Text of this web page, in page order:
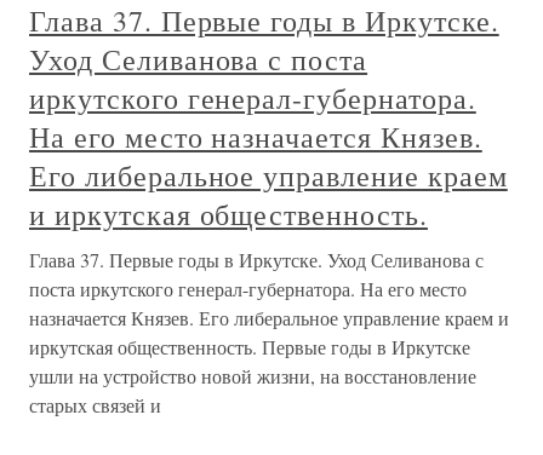
Глава 37. Первые годы в Иркутске.
Уход Селиванова с поста
иркутского генерал-губернатора.
На его место назначается Князев.
Его либеральное управление краем
и иркутская общественность.
Глава 37. Первые годы в Иркутске. Уход Селиванова с
поста иркутского генерал-губернатора. На его место
назначается Князев. Его либеральное управление краем и
иркутская общественность. Первые годы в Иркутске
ушли на устройство новой жизни, на восстановление
старых связей и